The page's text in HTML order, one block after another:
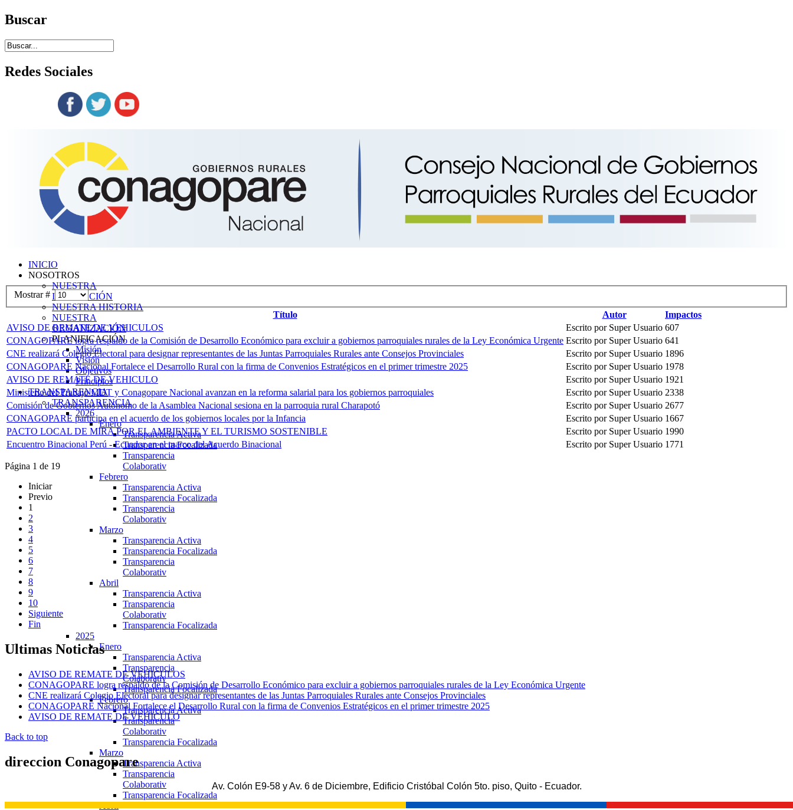
Buscar
Redes Sociales
INICIO
NOSOTROS
NUESTRA
INSTITUCIÓN
NUESTRA HISTORIA
NUESTRA
ORGANIZACIÓN
PLANIFICACIÓN
Misión
Visión
Objetivos
Principios
TRANSPARENCIA
TRANSPARENCIA
2026
Enero
Transparencia Activa
Transparencia Focalizada
Transparencia
Colaborativ
Febrero
Transparencia Activa
Transparencia Focalizada
Transparencia
Colaborativ
Marzo
Transparencia Activa
Transparencia Focalizada
Transparencia
Colaborativ
Abril
Transparencia Activa
Transparencia
Colaborativ
Transparencia Focalizada
2025
Enero
Transparencia Activa
Transparencia
Colaborativ
Transparencia Focalizada
Febrero
Transparencia Activa
Transparencia
Colaborativ
Transparencia Focalizada
Marzo
Transparencia Activa
Transparencia
Colaborativ
Transparencia Focalizada
Mostrar #
Título
Autor
Impactos
AVISO DE REMATE DE VEHICULOS
Escrito por Super Usuario 607
CONAGOPARE logra respaldo de la Comisión de Desarrollo Económico para excluir a gobiernos parroquiales rurales de la Ley Económica Urgente Escrito por Super Usuario 641
CNE realizará Colegio Electoral para designar representantes de las Juntas Parroquiales Rurales ante Consejos Provinciales
Escrito por Super Usuario 1896
CONAGOPARE Nacional Fortalece el Desarrollo Rural con la firma de Convenios Estratégicos en el primer trimestre 2025
Escrito por Super Usuario 1978
AVISO DE REMATE DE VEHICULO
Escrito por Super Usuario 1921
Ministerio del Trabajo MDT y Conagopare Nacional avanzan en la reforma salarial para los gobiernos parroquiales
Escrito por Super Usuario 2338
Comisión de Gobiernos Autónomo de la Asamblea Nacional sesiona en la parroquia rural Charapotó
Escrito por Super Usuario 2677
CONAGOPARE participa en el acuerdo de los gobiernos locales por la Infancia
Escrito por Super Usuario 1667
PACTO LOCAL DE MIRA POR EL AMBIENTE Y EL TURISMO SOSTENIBLE
Escrito por Super Usuario 1990
Encuentro Binacional Perú - Ecuador en el marco del Acuerdo Binacional
Escrito por Super Usuario 1771
Página 1 de 19
Iniciar
Previo
1
2
3
4
5
6
7
8
9
10
Siguiente
Fin
Ultimas Noticias
AVISO DE REMATE DE VEHICULOS
CONAGOPARE logra respaldo de la Comisión de Desarrollo Económico para excluir a gobiernos parroquiales rurales de la Ley Económica Urgente
CNE realizará Colegio Electoral para designar representantes de las Juntas Parroquiales Rurales ante Consejos Provinciales
CONAGOPARE Nacional Fortalece el Desarrollo Rural con la firma de Convenios Estratégicos en el primer trimestre 2025
AVISO DE REMATE DE VEHICULO
Back to top
direccion Conagopare
Av. Colón E9-58 y Av. 6 de Diciembre, Edificio Cristóbal Colón 5to. piso, Quito - Ecuador.